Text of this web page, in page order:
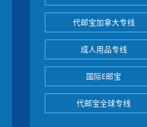
代邮宝加拿大专线
成人用品专线
国际E邮宝
代邮宝全球专线